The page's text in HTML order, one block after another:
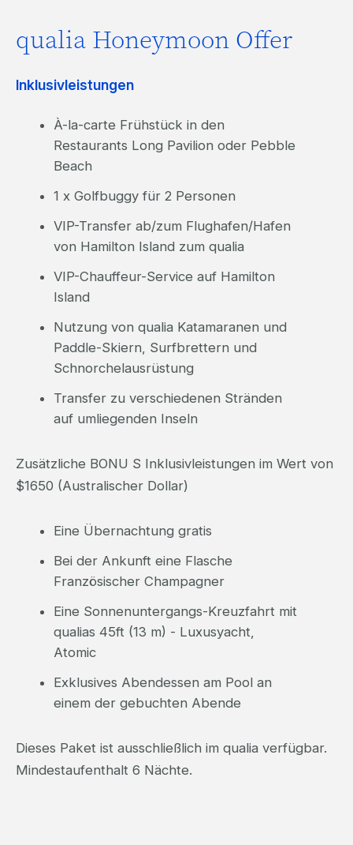
qualia Honeymoon Offer
Inklusivleistungen
À-la-carte Frühstück in den
Restaurants Long Pavilion oder Pebble
Beach
1 x Golfbuggy für 2 Personen
VIP-Transfer ab/zum Flughafen/Hafen
von Hamilton Island zum qualia
VIP-Chauffeur-Service auf Hamilton
Island
Nutzung von qualia Katamaranen und
Paddle-Skiern, Surfbrettern und
Schnorchelausrüstung
Transfer zu verschiedenen Stränden
auf umliegenden Inseln
Zusätzliche BONU S Inklusivleistungen im Wert von
$1650 (Australischer Dollar)
Eine Übernachtung gratis
Bei der Ankunft eine Flasche
Französischer Champagner
Eine Sonnenuntergangs-Kreuzfahrt mit
qualias 45ft (13 m) - Luxusyacht,
Atomic
Exklusives Abendessen am Pool an
einem der gebuchten Abende
Dieses Paket ist ausschließlich im qualia verfügbar.
Mindestaufenthalt 6 Nächte.